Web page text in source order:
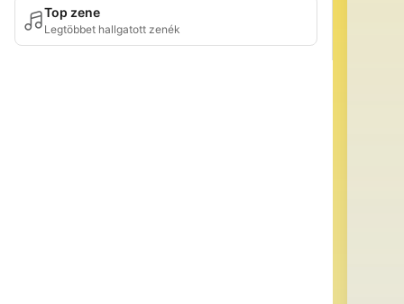
Top zene
Legtöbbet hallgatott zenék